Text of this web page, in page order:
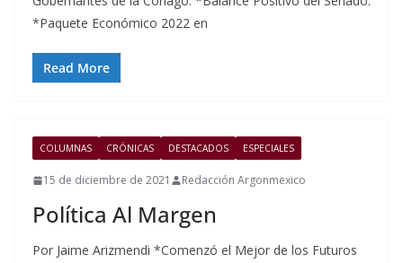
*Paquete Económico 2022 en
Read More
COLUMNAS CRÓNICAS DESTACADOS ESPECIALES
15 de diciembre de 2021 Redacción Argonmexico
Política Al Margen
Por Jaime Arizmendi *Comenzó el Mejor de los Futuros